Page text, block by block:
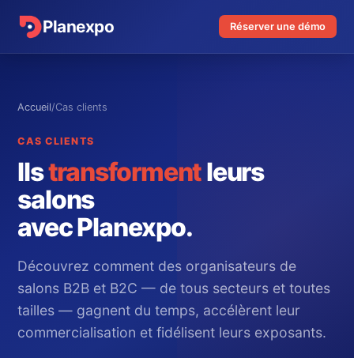
Planexpo Réserver une démo
Accueil/Cas clients
CAS CLIENTS
Ilstransformentleurs
salons
avec Planexpo.
Découvrez comment des organisateurs de
salons B2B et B2C — de tous secteurs et toutes
tailles — gagnent du temps, accélèrent leur
commercialisation et fidélisent leurs exposants.